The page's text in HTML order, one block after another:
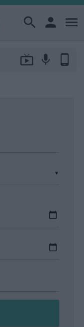
search person menu
live_tv mic phone_android
▼